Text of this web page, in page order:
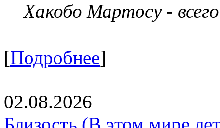
Хакобо Мартосу -
[Подробнее]
02.08.2026